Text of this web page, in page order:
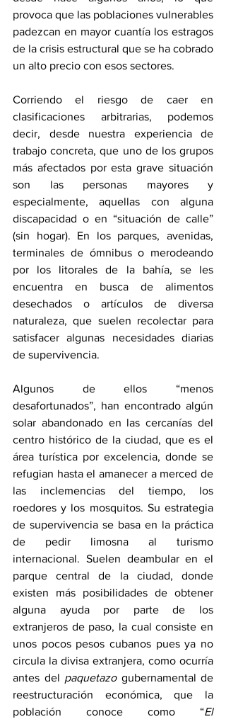
provoca que las poblaciones vulnerables
padezcan en mayor cuantía los estragos
de la crisis estructural que se ha cobrado
un alto precio con esos sectores.
Corriendo el riesgo de caer en
clasificaciones arbitrarias, podemos
decir, desde nuestra experiencia de
trabajo concreta, que uno de los grupos
más afectados por esta grave situación
son las personas mayores y
especialmente, aquellas con alguna
discapacidad o en “situación de calle”
(sin hogar). En los parques, avenidas,
terminales de ómnibus o merodeando
por los litorales de la bahía, se les
encuentra en busca de alimentos
desechados o artículos de diversa
naturaleza, que suelen recolectar para
satisfacer algunas necesidades diarias
de supervivencia.
Algunos de ellos “menos
desafortunados”, han encontrado algún
solar abandonado en las cercanías del
centro histórico de la ciudad, que es el
área turística por excelencia, donde se
refugian hasta el amanecer a merced de
las inclemencias del tiempo, los
roedores y los mosquitos. Su estrategia
de supervivencia se basa en la práctica
de pedir limosna al turismo
internacional. Suelen deambular en el
parque central de la ciudad, donde
existen más posibilidades de obtener
alguna ayuda por parte de los
extranjeros de paso, la cual consiste en
unos pocos pesos cubanos pues ya no
circula la divisa extranjera, como ocurría
antes del paquetazo gubernamental de
reestructuración económica, que la
población conoce como “El